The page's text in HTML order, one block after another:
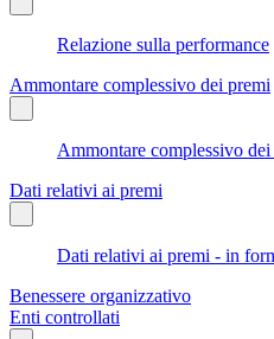
Relazione sulla performance
Ammontare complessivo dei premi
Ammontare complessivo
Dati relativi ai premi
Dati relativi ai premi - in
Benessere organizzativo
Enti controllati